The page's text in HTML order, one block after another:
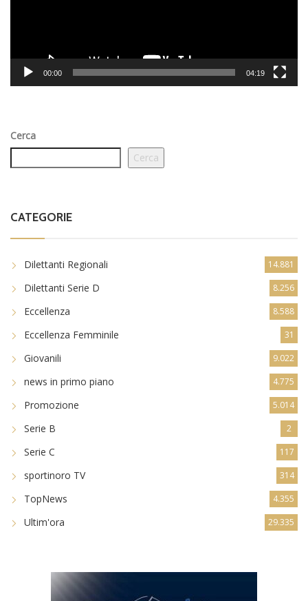
00:00 04:19
Cerca
Cerca
CATEGORIE
Dilettanti Regionali 14.881
Dilettanti Serie D 8.256
Eccellenza 8.588
Eccellenza Femminile 31
Giovanili 9.022
news in primo piano 4.775
Promozione 5.014
Serie B 2
Serie C 117
sportinoro TV 314
TopNews 4.355
Ultim'ora 29.335